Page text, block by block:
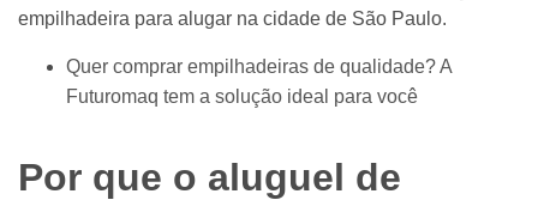
empilhadeira para alugar na cidade de São Paulo.
Quer comprar empilhadeiras de qualidade? A
Futuromaq tem a solução ideal para você
Por que o aluguel de